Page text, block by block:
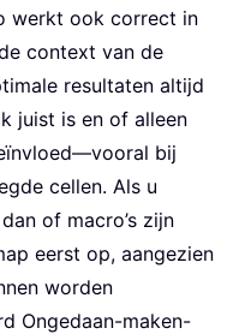
werkt ook correct in
context van de
resultaten altijd
juist is en of alleen
bij
cellen. Als u
of macro’s zijn
eerst op, aangezien
worden
Ongedaan-maken-